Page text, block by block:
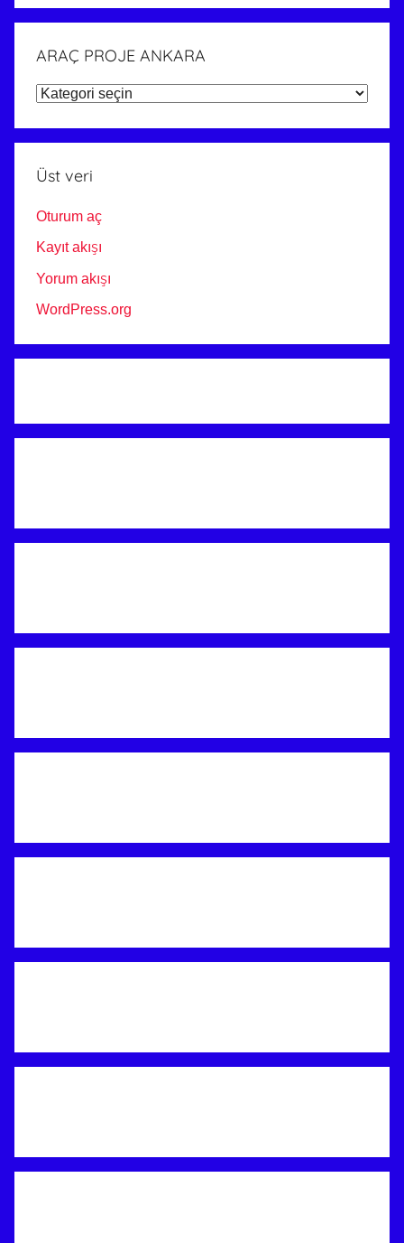
ARAÇ PROJE ANKARA
ARAÇ
ANKARA
Üst veri
Oturum aç
Kayıt akışı
Yorum akışı
WordPress.org